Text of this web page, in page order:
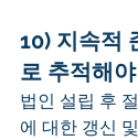
10) 지속적
로 추적해
법인 설립 후
에 대한 갱신